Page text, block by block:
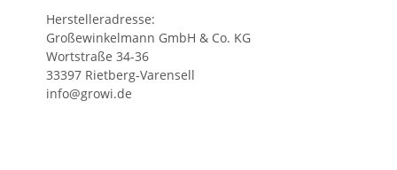
Herstelleradresse:
Großewinkelmann GmbH & Co. KG
Wortstraße 34-36
33397 Rietberg-Varensell
info@growi.de